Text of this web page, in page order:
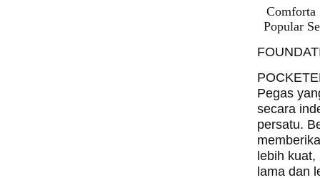
Comforta
Popular
Pegas
secara
persatu.
lebih kuat,
lama dan